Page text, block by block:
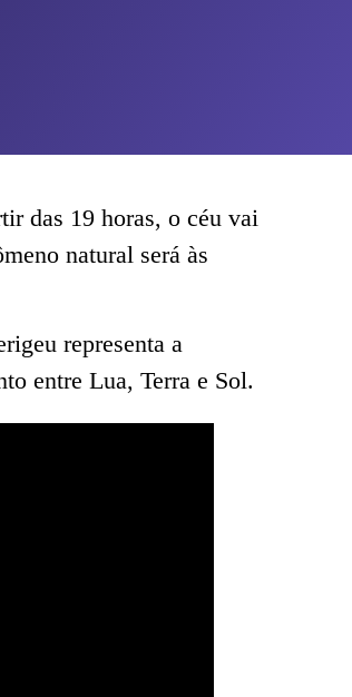
das 19 horas, o céu vai
natural será às
representa a
entre Lua, Terra e Sol.